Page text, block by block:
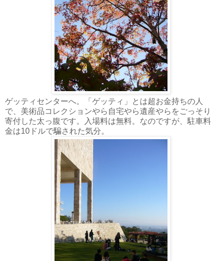
ゲッティセンターへ。「ゲッティ」とは超お金持ちの人
で、美術品コレクションやら自宅やら遺産やらをごっそり
寄付した太っ腹です。入場料は無料。なのですが、駐車料
金は10ドルで騙された気分。